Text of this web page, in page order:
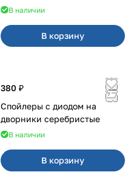
В наличии
В корзину
380 ₽
Спойлеры с диодом на
дворники серебристые
В наличии
В корзину